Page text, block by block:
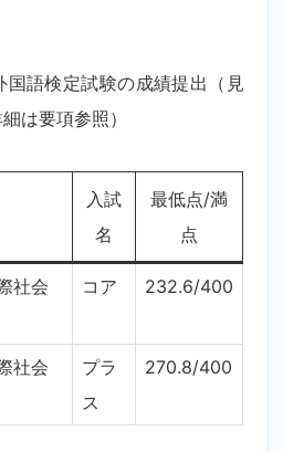
国語検定試験の成績提出（見
は要項参照）
入試
名
最低点/満
点
社会
コア 232.6/400
社会
プラ
ス
270.8/400